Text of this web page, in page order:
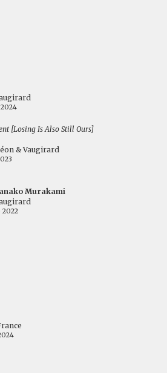
[Losing Is Also Still Ours]
& Vaugirard
Murakami
2022